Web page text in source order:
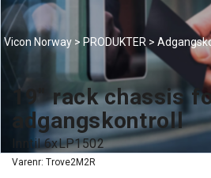
Vicon Norway>PRODUKTER>
19" rack chassis
adgangskontroll
Inntil 6xLP1502
Varenr: Trove2M2R